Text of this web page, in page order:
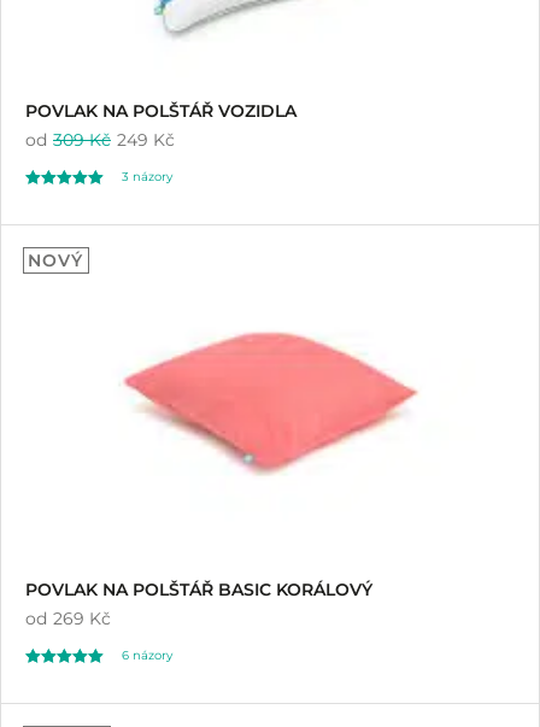
POVLAK NA POLŠTÁŘ VOZIDLA
od
249 Kč
309 Kč
z 5 na základě
3 názory
NOVÝ
POVLAK NA POLŠTÁŘ BASIC KORÁLOVÝ
od 269 Kč
6 názory